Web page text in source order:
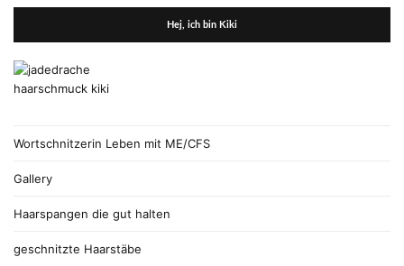
Hej, ich bin Kiki
Wortschnitzerin Leben mit ME/CFS
Gallery
Haarspangen die gut halten
geschnitzte Haarstäbe